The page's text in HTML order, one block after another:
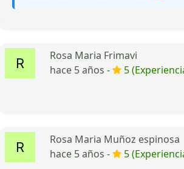
Rosa Maria Frimavi
hace 5 años -
5
Rosa Maria Muñoz espinosa
hace 5 años -
5